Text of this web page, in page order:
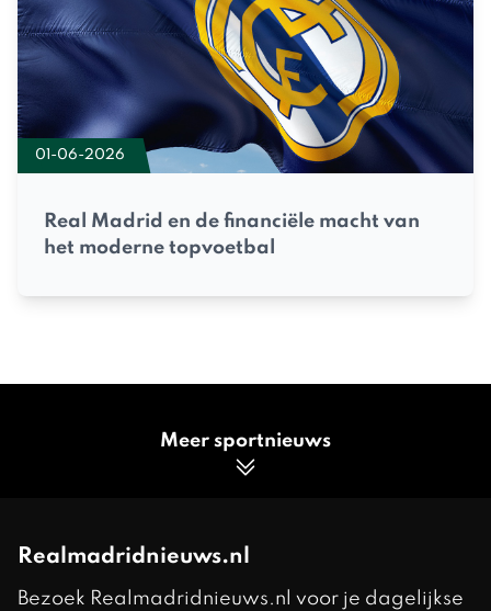
01-06-2026
Real Madrid en de financiële macht van
het moderne topvoetbal
Meer sportnieuws
Realmadridnieuws.nl
Bezoek Realmadridnieuws.nl voor je dagelijkse